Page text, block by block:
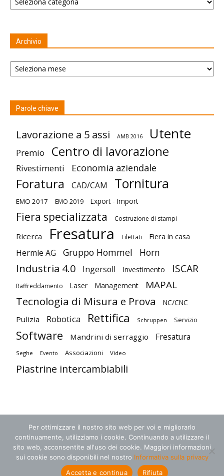
Archivio
Archivio
Parole chiave
Lavorazione a 5 assi AMB 2016 Utente
Premio Centro di lavorazione
Rivestimenti Economia aziendale
Foratura CAD/CAM Tornitura
EMO 2017 EMO 2019 Export - Import
Fiera specializzata Costruzione di stampi
Ricerca Fresatura Filettati Fiera in casa
Hermle AG Gruppo Hommel Horn
Industria 4.0 Ingersoll Investimento ISCAR
Raffreddamento Laser Management MAPAL
Tecnologia di Misura e Prova NC/CNC
Pulizia Robotica Rettifica Schruppen Servizio
Software Mandrini di serraggio Fresatura
Seghe Evento Associazioni Video
Piastrine intercambiabili
Termini e condizioni Protezione dei dati Contatto
Per ottimizzare il nostro sito web per voi e migliorarlo
continuamente, utilizziamo i cookie. Continuando a utilizzare il
sito web, acconsentite all'uso dei cookie. Maggiori informazioni
sui cookie sono disponibili nel nostro Informativa sulla privacy
Accetta e continua
Rifiuta